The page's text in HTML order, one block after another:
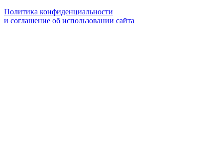
Политика конфиденциальности
и соглашение об использовании сайта